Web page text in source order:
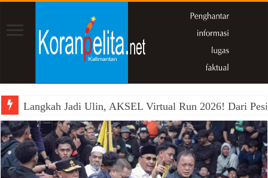
Langkah Jadi Ulin, AKSEL Virtual Run 2026! Dari